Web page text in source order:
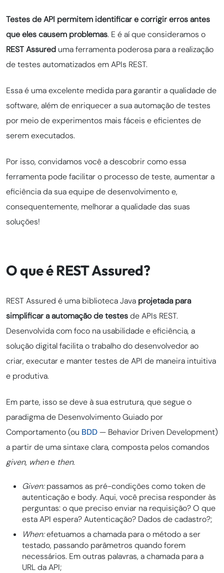
Testes de API permitem identificar e corrigir erros antes
que eles causem problemas. E é aí que consideramos o
REST Assured uma ferramenta poderosa para a realização
de testes automatizados em APIs REST.
Essa é uma excelente medida para garantir a qualidade de
software, além de enriquecer a sua automação de testes
por meio de experimentos mais fáceis e eficientes de
serem executados.
Por isso, convidamos você a descobrir como essa
ferramenta pode facilitar o processo de teste, aumentar a
eficiência da sua equipe de desenvolvimento e,
consequentemente, melhorar a qualidade das suas
soluções!
O que é REST Assured?
REST Assured é uma biblioteca Java projetada para
simplificar a automação de testesde APIs REST.
Desenvolvida com foco na usabilidade e eficiência, a
solução digital facilita o trabalho do desenvolvedor ao
criar, executar e manter testes de API de maneira intuitiva
e produtiva.
Em parte, isso se deve à sua estrutura, que segue o
paradigma de Desenvolvimento Guiado por
Comportamento (ou BDD— Behavior Driven Development)
a partir de uma sintaxe clara, composta pelos comandos
given, whene then.
Given:passamos as pré-condições como token de
autenticação e body. Aqui, você precisa responder às
perguntas: o que preciso enviar na requisição? O que
esta API espera? Autenticação? Dados de cadastro?;
When:efetuamos a chamada para o método a ser
testado, passando parâmetros quando forem
necessários. Em outras palavras, a chamada para a
URL da API;